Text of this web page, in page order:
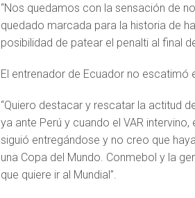
“Nos quedamos con la sensación de
quedado marcada para la historia de
posibilidad de patear el penalti al final
El entrenador de Ecuador no escatimó
“Quiero destacar y rescatar la actitud
ya ante Perú y cuando el VAR
siguió entregándose y no creo que
una Copa del Mundo. Conmebol y la
que quiere ir al Mundial”.